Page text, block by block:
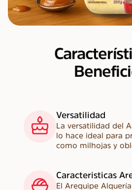
Versatilidad
La versatilidad del
lo hace ideal para
como milhojas y
Caracteristicas
El Arequipe